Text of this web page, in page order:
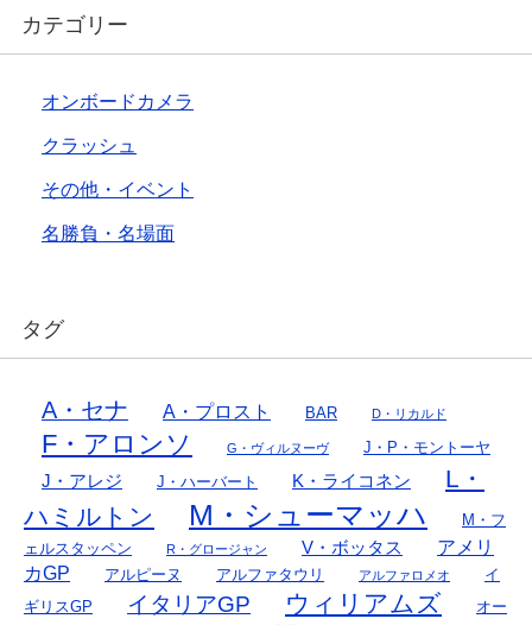
カテゴリー
オンボードカメラ
クラッシュ
その他・イベント
名勝負・名場面
タグ
A・セナ A・プロスト BAR D・リカルド
F・アロンソ G・ヴィルヌーヴ J・P・モントーヤ
J・アレジ J・ハーバート K・ライコネン
L・
ハミルトン
M・シューマッハ
M・フ
ェルスタッペン
R・グロージャン V・ボッタス
アメリ
カGP
アルピーヌ アルファタウリ アルファロメオ
イ
ギリスGP
イタリアGP ウィリアムズ
オー